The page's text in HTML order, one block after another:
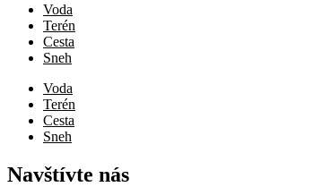
Voda
Terén
Cesta
Sneh
Voda
Terén
Cesta
Sneh
Navštívte nás